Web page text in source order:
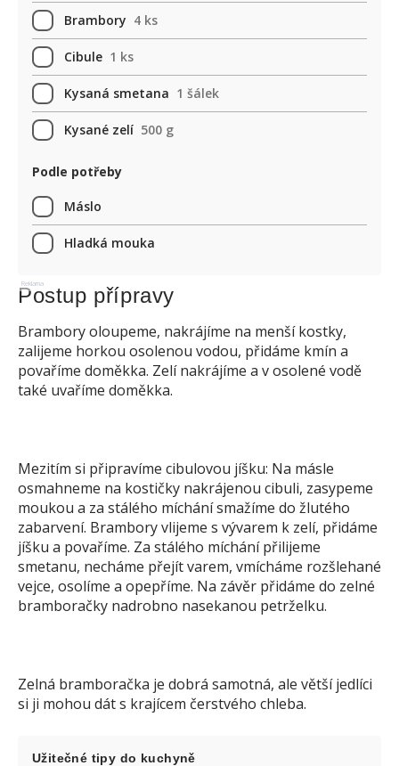
Brambory 4 ks
Cibule 1 ks
Kysaná smetana 1 šálek
Kysané zelí 500 g
Podle potřeby
Máslo
Hladká mouka
Reklama
Postup přípravy
Brambory oloupeme, nakrájíme na menší kostky,
zalijeme horkou osolenou vodou, přidáme kmín a
povaříme doměkka. Zelí nakrájíme a v osolené vodě
také uvaříme doměkka.
Mezitím si připravíme cibulovou jíšku: Na másle
osmahneme na kostičky nakrájenou cibuli, zasypeme
moukou a za stálého míchání smažíme do žlutého
zabarvení. Brambory vlijeme s vývarem k zelí, přidáme
jíšku a povaříme. Za stálého míchání přilijeme
smetanu, necháme přejít varem, vmícháme rozšlehané
vejce, osolíme a opepříme. Na závěr přidáme do zelné
bramboračky nadrobno nasekanou petrželku.
Zelná bramboračka je dobrá samotná, ale větší jedlíci
si ji mohou dát s krajícem čerstvého chleba.
Užitečné tipy do kuchyně